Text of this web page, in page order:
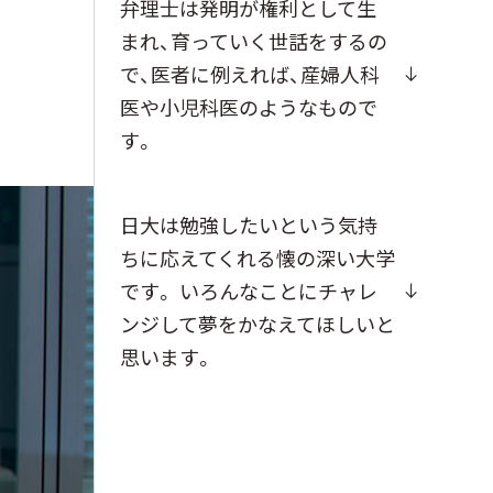
弁理士は発明が権利として生
まれ、育っていく世話をするの
で、医者に例えれば、産婦人科
医や小児科医のようなもので
す。
日大は勉強したいという気持
ちに応えてくれる懐の深い大学
です。 いろんなことにチャレ
ンジして夢をかなえてほしいと
思います。